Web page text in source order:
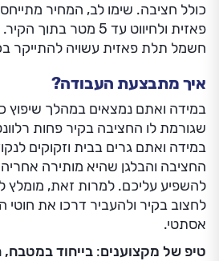
כולל חציבה. שימו לב, המחיר
פאזית ולחיווט עד 5
חשמל תלת פאזית עשויה להתייקר בכ-20%-
איך מתבצעת העבודה?
במידה ואתם נמצאים במהלך שיפוץ
שגורמת לו החציבה בקיר פחות
במידה ואתם גרים בבית וזקוקים
החציבה והבלגן שהיא מותירה
להשפיע עליכם. למרות זאת, מומלץ
לחצוב בקיר ולהעביר דרכו את
אסתטי.
טיפ של מקצוענים: בייחוד במטבח,